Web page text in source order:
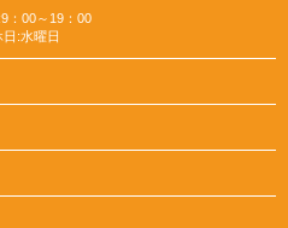
：00～19：00
日:水曜日